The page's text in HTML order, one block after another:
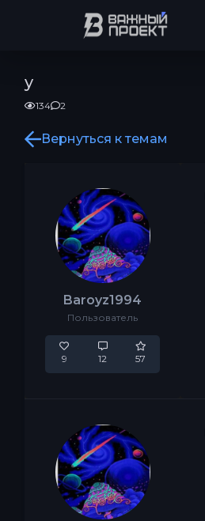
y
134 2
Вернуться к темам
Baroyz1994
Пользователь
9 12 57